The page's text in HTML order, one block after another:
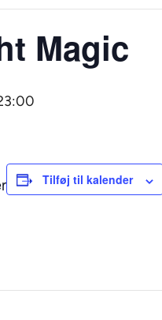
Magic
Tilføj til kalender